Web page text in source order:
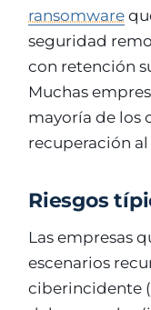
ransomware
seguridad
con retención
Muchas
mayoría de los
recuperación
Riesgos
Las empresas
escenarios
ciberincidente